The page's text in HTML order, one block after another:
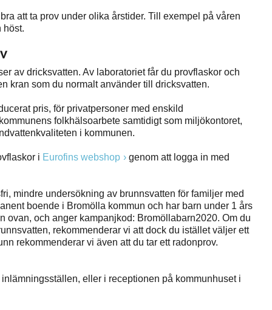
att ta prov under olika årstider. Till exempel på våren
höst.
av dricksvatten. Av laboratoriet får du provflaskor och
kran som du normalt använder till dricksvatten.
pris, för privatpersoner med enskild
folkhälsoarbete samtidigt som miljökontoret,
i kommunen.
i Eurofins webshop
genom att logga in med
mindre undersökning av brunnsvatten för familjer med
boende i Bromölla kommun och har barn under 1 års
ovan, och anger kampanjkod: Bromöllabarn2020. Om du
rekommenderar vi att dock du istället väljer ett
rekommenderar vi även att du tar ett radonprov.
eller i receptionen på kommunhuset i